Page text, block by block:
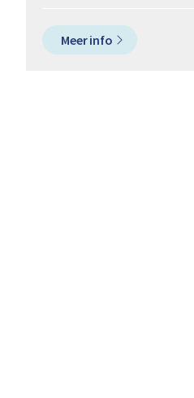
Meer info